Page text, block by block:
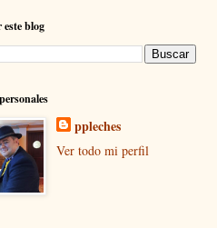
este blog
ppleches
Ver todo mi perfil